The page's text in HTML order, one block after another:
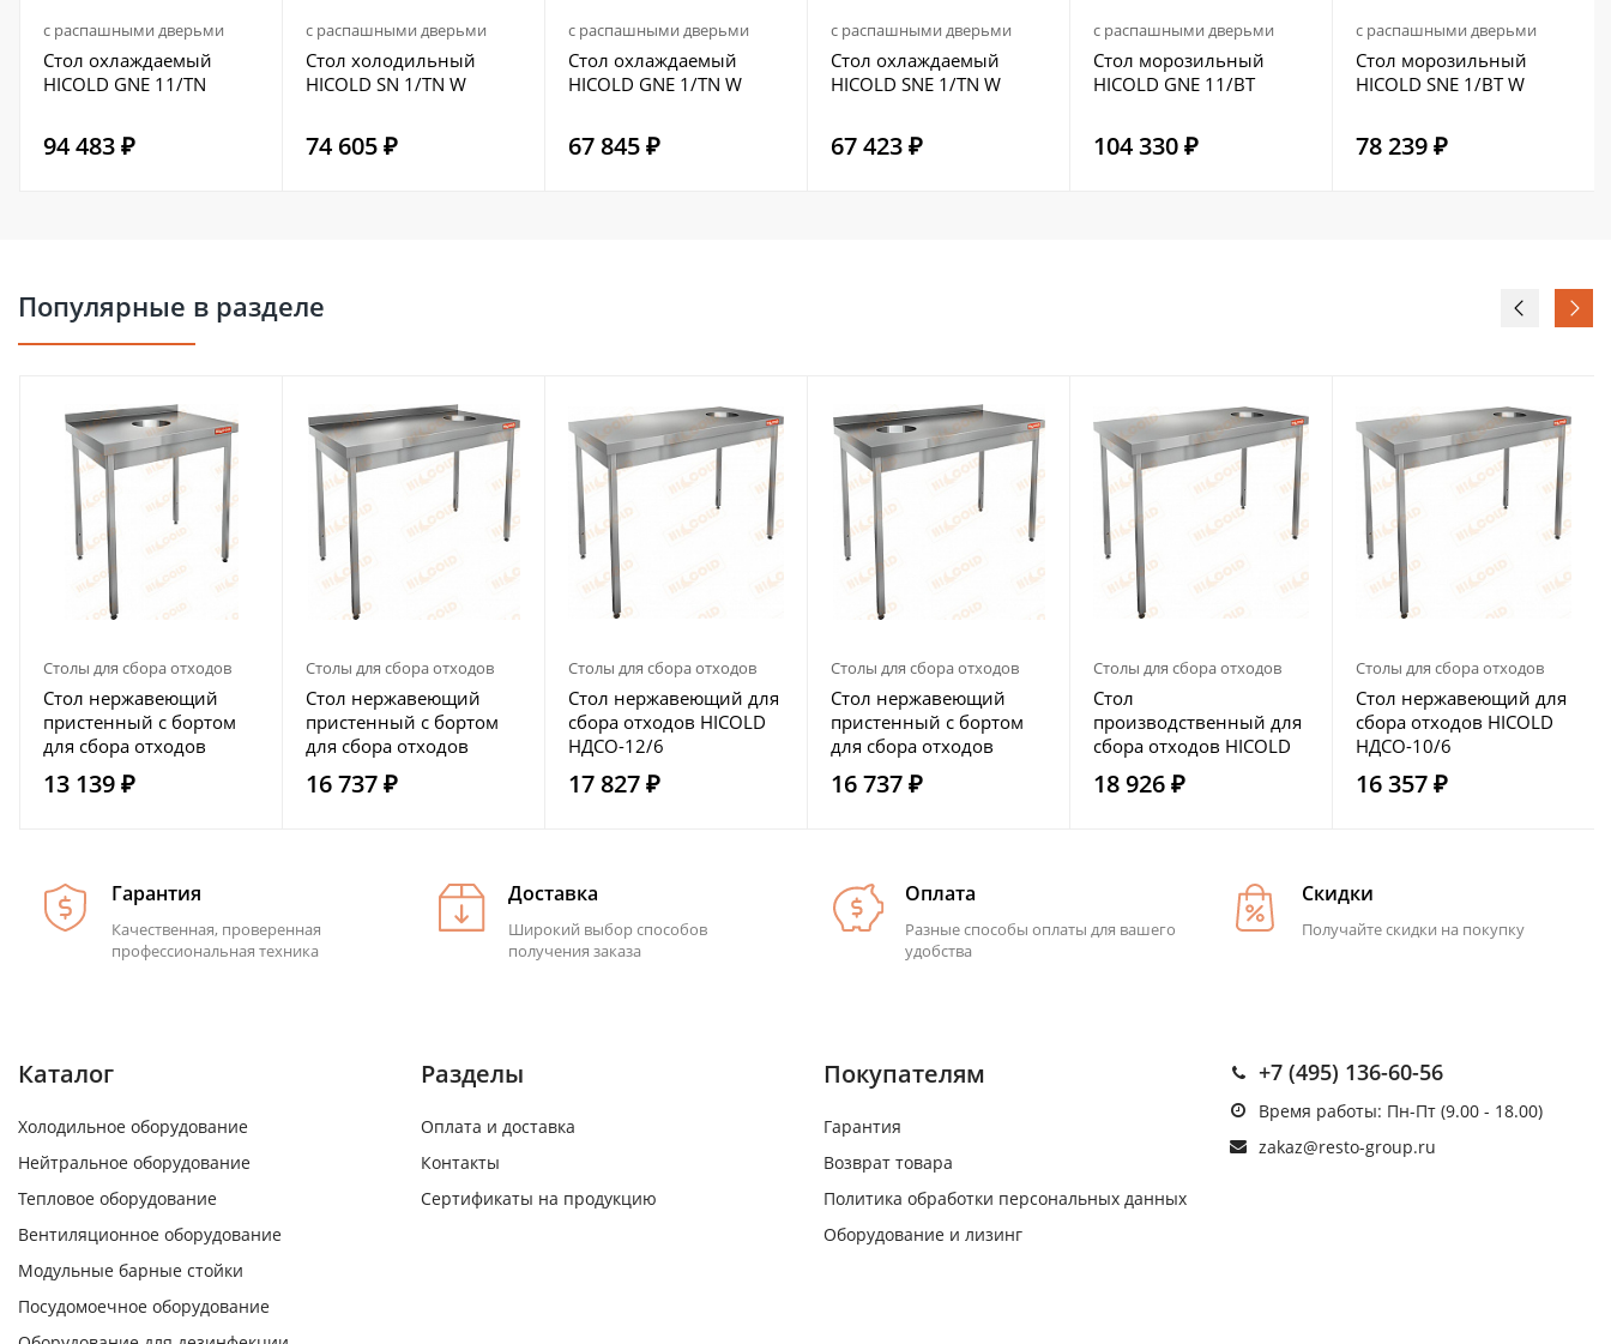
с распашными дверьми
Стол охлаждаемый
HICOLD GNE 11/TN
94 483 ₽
с распашными дверьми
Стол холодильный
HICOLD SN 1/TN W
74 605 ₽
с распашными дверьми
Стол охлаждаемый
HICOLD GNE 1/TN W
67 845 ₽
с распашными дверьми
Стол охлаждаемый
HICOLD SNE 1/TN W
67 423 ₽
с распашными дверьми
Стол морозильный
HICOLD GNE 11/BT
104 330 ₽
с распашными дверьми
Стол морозильный
HICOLD SNE 1/BT W
78 239 ₽
Популярные в разделе
Столы для сбора отходов
Стол нержавеющий
пристенный с бортом
для сбора отходов
HICOLD НДСО-6/6Б
13 139 ₽
Столы для сбора отходов
Стол нержавеющий
пристенный с бортом
для сбора отходов
HICOLD НДСО-10/6БП
16 737 ₽
Столы для сбора отходов
Стол нержавеющий для
сбора отходов HICOLD
НДСО-12/6
17 827 ₽
Столы для сбора отходов
Стол нержавеющий
пристенный с бортом
для сбора отходов
HICOLD НДСО-10/6БЛ
16 737 ₽
Столы для сбора отходов
Стол
производственный для
сбора отходов HICOLD
НДСО-12/7
18 926 ₽
Столы для сбора отходов
Стол нержавеющий для
сбора отходов HICOLD
НДСО-10/6
16 357 ₽
Гарантия
Качественная, проверенная
профессиональная техника
Доставка
Широкий выбор способов
получения заказа
Оплата
Разные способы оплаты для вашего
удобства
Скидки
Получайте скидки на покупку
Каталог
Холодильное оборудование
Нейтральное оборудование
Тепловое оборудование
Вентиляционное оборудование
Модульные барные стойки
Посудомоечное оборудование
Разделы
Оплата и доставка
Контакты
Сертификаты на продукцию
Покупателям
Гарантия
Возврат товара
Политика обработки персональных данных
Оборудование и лизинг
+7 (495) 136-60-56
Время работы: Пн-Пт (9.00 - 18.00)
zakaz@resto-group.ru